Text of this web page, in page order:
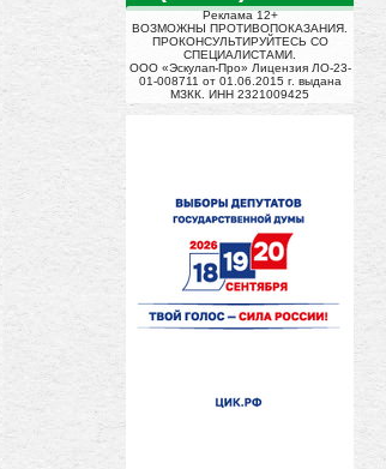
Реклама 12+
ВОЗМОЖНЫ ПРОТИВОПОКАЗАНИЯ.
ПРОКОНСУЛЬТИРУЙТЕСЬ СО
СПЕЦИАЛИСТАМИ.
ООО «Эскулап-Про» Лицензия ЛО-23-
01-008711 от 01.06.2015 г. выдана
МЗКК. ИНН 2321009425